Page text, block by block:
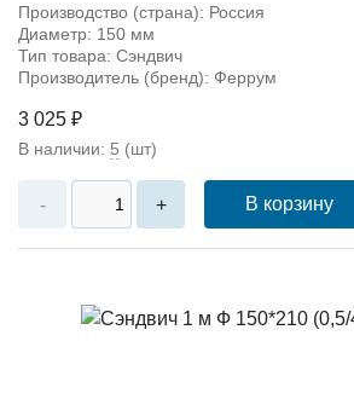
Производство (страна): Россия
Диаметр: 150 мм
Тип товара: Сэндвич
Производитель (бренд): Феррум
3 025 ₽
В наличии: 5 (шт)
- + В корзину